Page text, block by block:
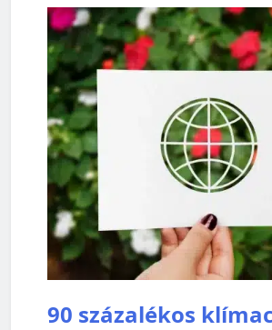
90 százalékos